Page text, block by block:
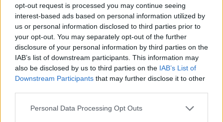
opt-out request is processed you may continue seeing
interest-based ads based on personal information utilized by
us or personal information disclosed to third parties prior to
your opt-out. You may separately opt-out of the further
disclosure of your personal information by third parties on the
IAB’s list of downstream participants. This information may
also be disclosed by us to third parties on the IAB’s List of
Downstream Participants that may further disclose it to other
Please note that this website/app uses one or more Google
Personal Data Processing Opt Outs